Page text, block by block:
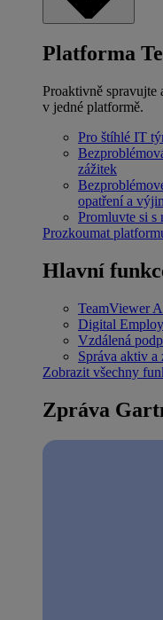
Platforma
Proaktivně spravujte
v jedné platformě.
Pro štíhlé IT
zážitek
opatření a
Promluvte si s
Prozkoumat
Hlavní
TeamViewer
Digital
Vzdálená
Správa aktiv a
Zobrazit všechny
Zpráva